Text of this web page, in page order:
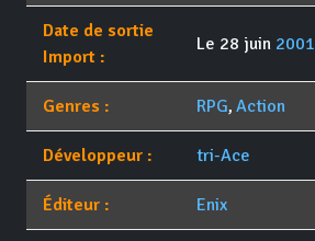
Date de sortie
Import :
Le 28 juin 2001
Genres : RPG, Action
Développeur : tri-Ace
Éditeur : Enix